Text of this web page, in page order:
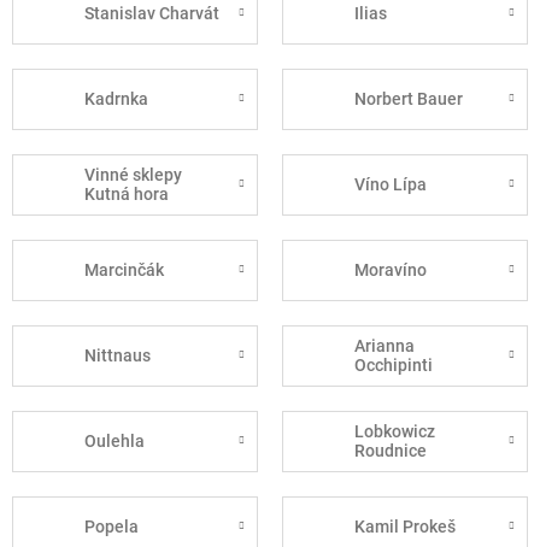
Stanislav Charvát Ilias
Kadrnka Norbert Bauer
Vinné sklepy
Kutná hora
Víno Lípa
Marcinčák Moravíno
Nittnaus
Arianna
Occhipinti
Oulehla
Lobkowicz
Roudnice
Popela Kamil Prokeš